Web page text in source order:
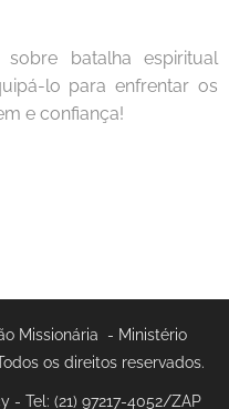
batalha espiritual
lo para enfrentar os
e confiança!
Missionária - Ministério
os direitos reservados.
- Tel: (21) 97217-4052/ZAP